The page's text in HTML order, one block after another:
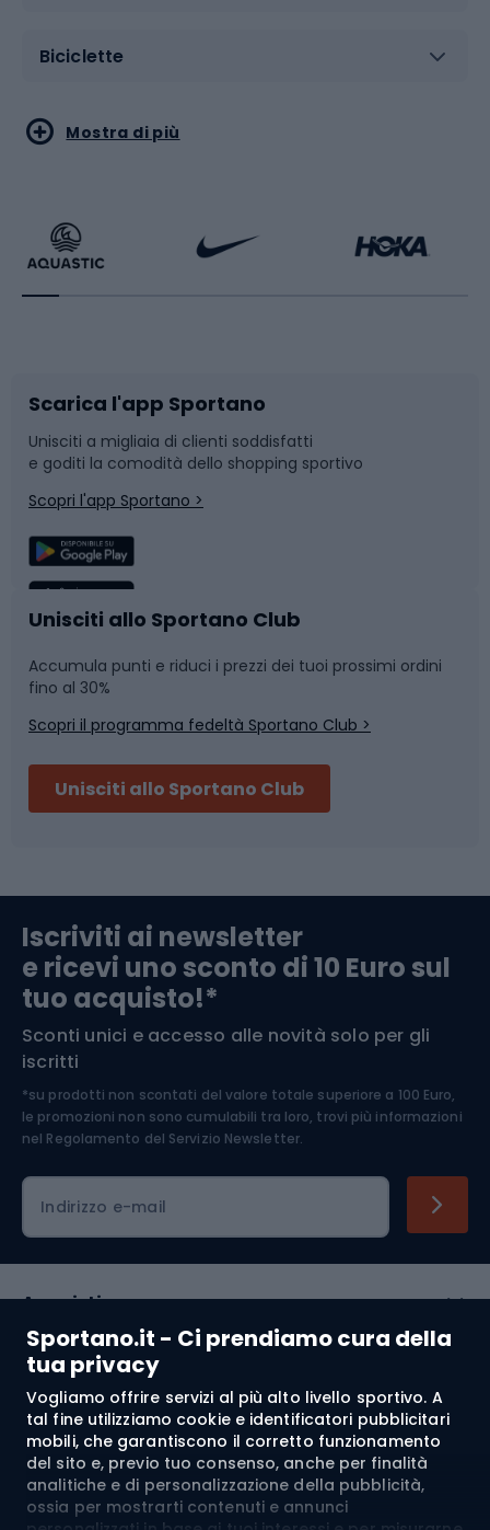
Sportano.it - Ci prendiamo cura della
tua privacy
Vogliamo offrire servizi al più alto livello sportivo. A
tal fine utilizziamo cookie e identificatori pubblicitari
mobili, che garantiscono il corretto funzionamento
del sito e, previo tuo consenso, anche per finalità
analitiche e di personalizzazione della pubblicità,
ossia per mostrarti contenuti e annunci
Biciclette
Sport acquatici
Bikepacking
Bushcraft
Corsa
Sport di squadra
Caschi da ciclismo
Skitouring
Abbigliamento da escursionismo
Sport di arti marziali
Sport con le racchette
Slitte e slittini
Snowboard
Camminata nordica
Nuoto
Pattinaggio
Componenti per biciclette
Arrampicata
Medicina dello sport
Abbigliamento ciclistico
Mostra di più
Scarica l'app Sportano
Unisciti a migliaia di clienti soddisfatti
e goditi la comodità dello shopping sportivo
Scopri l'app Sportano >
Unisciti allo Sportano Club
Accumula punti e riduci i prezzi dei tuoi prossimi ordini
fino al 30%
Scopri il programma fedeltà Sportano Club >
Unisciti allo Sportano Club
Iscriviti ai newsletter
e ricevi uno sconto di 10 Euro sul
tuo acquisto!*
Sconti unici e accesso alle novità solo per gli
iscritti
*su prodotti non scontati del valore totale superiore a 100 Euro,
le promozioni non sono cumulabili tra loro, trovi più informazioni
nel Regolamento del Servizio Newsletter.
Indirizzo e-mail
Acquisti
Servizio clienti
Regolamento
Chi siamo